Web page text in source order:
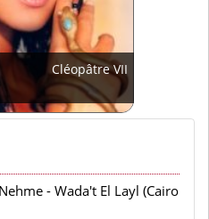
Cléopâtre VII
- Wada't El Layl (Cairo